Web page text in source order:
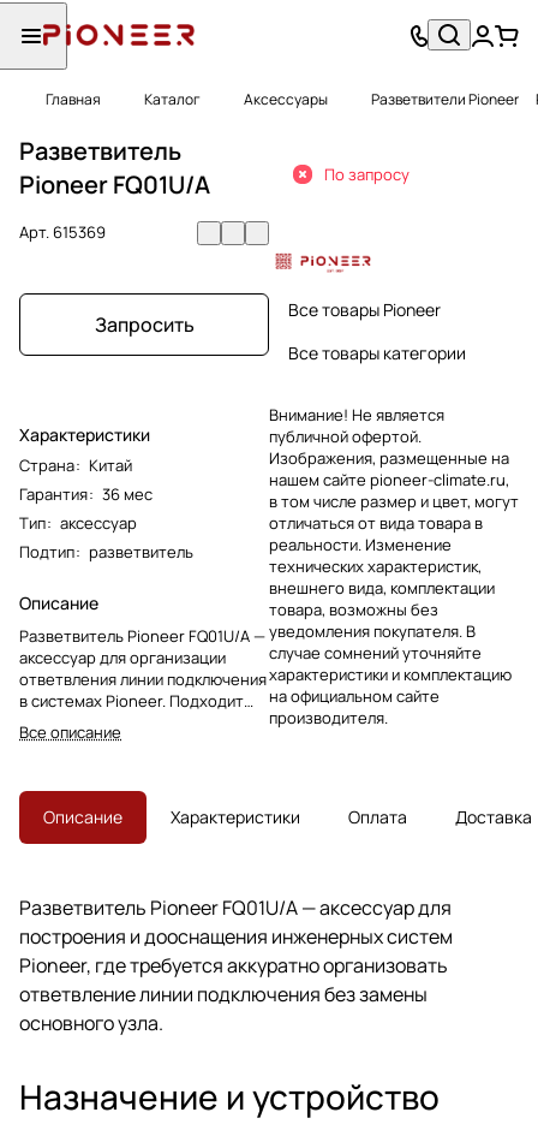
Главная Каталог Аксессуары Разветвители Pioneer
Разветвитель
Pioneer FQ01U/A
Арт.615369
Запросить
Характеристики
Страна: Китай
Гарантия: 36 мес
Тип: аксессуар
Подтип: разветвитель
Описание
Разветвитель Pioneer FQ01U/A —
аксессуар для организации
ответвления линии подключения
в системах Pioneer. Подходит
для дооснащения, замены
соединительного узла и
Все описание
По запросу
Все товары Pioneer
Все товары категории
Внимание! Не является
публичной офертой.
Изображения, размещенные на
нашем сайте pioneer-climate.ru,
в том числе размер и цвет, могут
отличаться от вида товара в
реальности. Изменение
технических характеристик,
внешнего вида, комплектации
товара, возможны без
уведомления покупателя. В
случае сомнений уточняйте
характеристики и комплектацию
на официальном сайте
производителя.
Описание Характеристики Оплата Доставка
Разветвитель Pioneer FQ01U/A — аксессуар для
построения и дооснащения инженерных систем
Pioneer, где требуется аккуратно организовать
ответвление линии подключения без замены
основного узла.
Назначение и устройство